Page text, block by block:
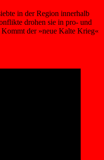
in der Region innerhalb
drohen sie in pro- und
der »neue Kalte Krieg«